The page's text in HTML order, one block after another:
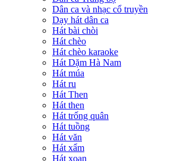
Dân ca và nhạc cổ truyền
Dạy hát dân ca
Hát bài chòi
Hát chèo
Hát chèo karaoke
Hát Dặm Hà Nam
Hát múa
Hát ru
Hát Then
Hát then
Hát trống quân
Hát tuồng
Hát văn
Hát xẩm
Hát xoan